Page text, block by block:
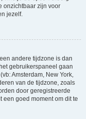
onzichtbaar zijn voor
jezelf.
andere tijdzone is dan
gebruikerspaneel gaan
Amsterdam, New York,
van de tijdzone, zoals
door geregistreerde
een goed moment om dit te